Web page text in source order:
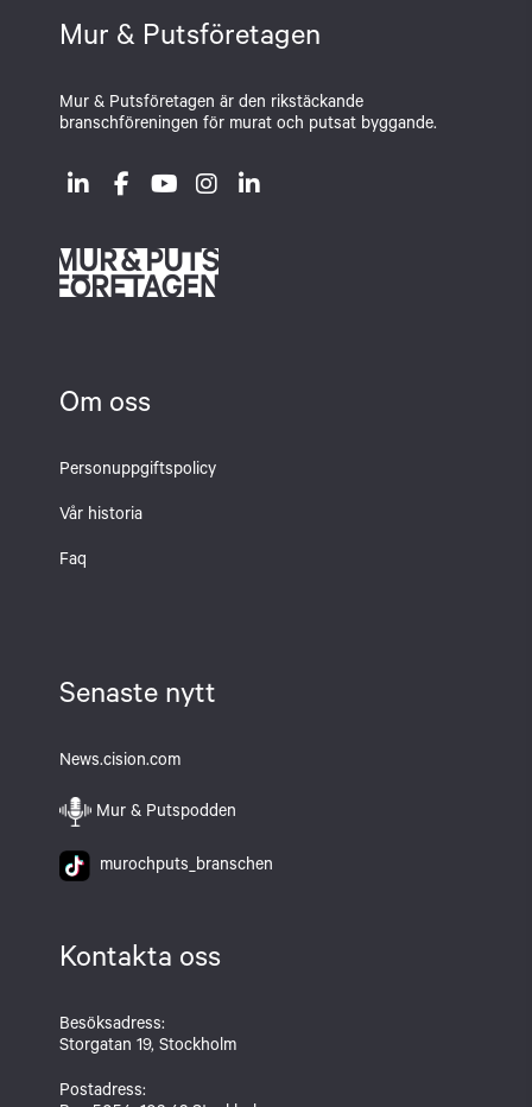
Mur & Putsföretagen
Mur & Putsföretagen är den rikstäckande
branschföreningen för murat och putsat byggande.
Om oss
Personuppgiftspolicy
Vår historia
Faq
Senaste nytt
News.cision.com
Mur & Putspodden
murochputs_branschen
Kontakta oss
Besöksadress:
Storgatan 19, Stockholm
Postadress: